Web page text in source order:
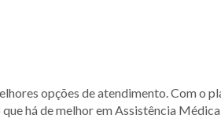
opções de atendimento. Com o
há de melhor em Assistência